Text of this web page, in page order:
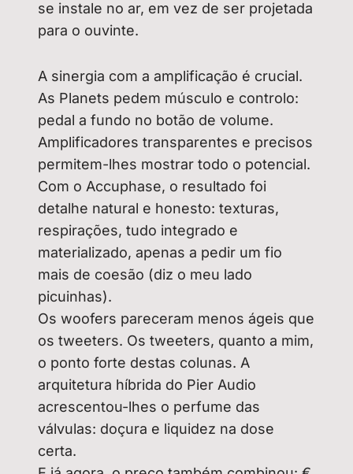
se instale no ar, em vez de ser projetada
para o ouvinte.
A sinergia com a amplificação é crucial.
As Planets pedem músculo e controlo:
pedal a fundo no botão de volume.
Amplificadores transparentes e precisos
permitem-lhes mostrar todo o potencial.
Com o Accuphase, o resultado foi
detalhe natural e honesto: texturas,
respirações, tudo integrado e
materializado, apenas a pedir um fio
mais de coesão (diz o meu lado
picuinhas).
Os woofers pareceram menos ágeis que
os tweeters. Os tweeters, quanto a mim,
o ponto forte destas colunas. A
arquitetura híbrida do Pier Audio
acrescentou-lhes o perfume das
válvulas: doçura e liquidez na dose
certa.